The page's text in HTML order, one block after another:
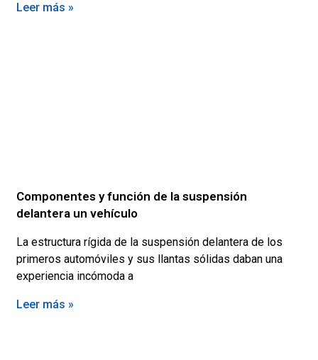
Leer más »
Componentes y función de la suspensión
delantera un vehículo
La estructura rígida de la suspensión delantera de los
primeros automóviles y sus llantas sólidas daban una
experiencia incómoda a
Leer más »